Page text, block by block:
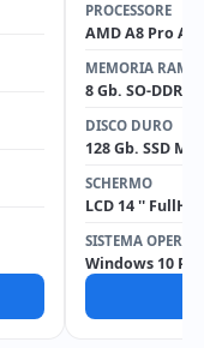
PROCESSORE
AMD A8 Pro A8-
MEMORIA RAM
8 Gb. SO-DDR4
DISCO DURO
128 Gb. SSD M2
SCHERMO
LCD 14 ''
SISTEMA
Windows 10 Pro